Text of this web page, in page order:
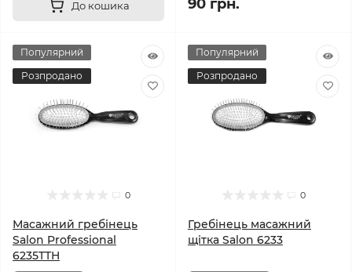
До кошика 90 грн.
Популярний
Розпродано
0
Масажний гребінець
Salon Professional
6235TTH
Популярний
Розпродано
0
Гребінець масажний
щітка Salon 6233